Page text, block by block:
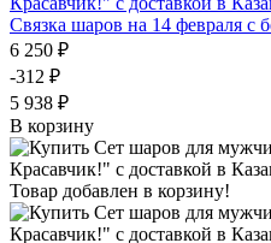
Связка шаров на 14 февраля с
6 250 ₽
-312 ₽
5 938 ₽
В корзину
Товар добавлен в корзину!